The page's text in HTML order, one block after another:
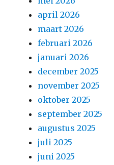
april 2026
maart 2026
februari 2026
januari 2026
december 2025
november 2025
oktober 2025
september 2025
augustus 2025
juli 2025
juni 2025